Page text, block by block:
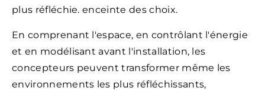
plus réfléchie. enceinte des choix.
En comprenant l'espace, en contrôlant l'énergie
et en modélisant avant l'installation, les
concepteurs peuvent transformer même les
environnements les plus réfléchissants,